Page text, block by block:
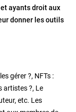
ayants droit aux
donner les outils
gérer ?, NFTs :
artistes ?, Le
etc. Les